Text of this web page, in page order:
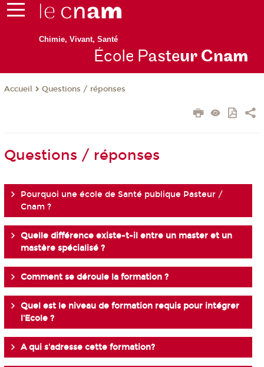
Chimie, Vivant, Santé
École Pasteur Cnam
Accueil Questions / réponses
Questions / réponses
Pourquoi une école de Santé publique Pasteur /
Cnam ?
Quelle différence existe-t-il entre un master et un
mastère spécialisé ?
Comment se déroule la formation ?
Quel est le niveau de formation requis pour intégrer
l'Ecole ?
A qui s'adresse cette formation?